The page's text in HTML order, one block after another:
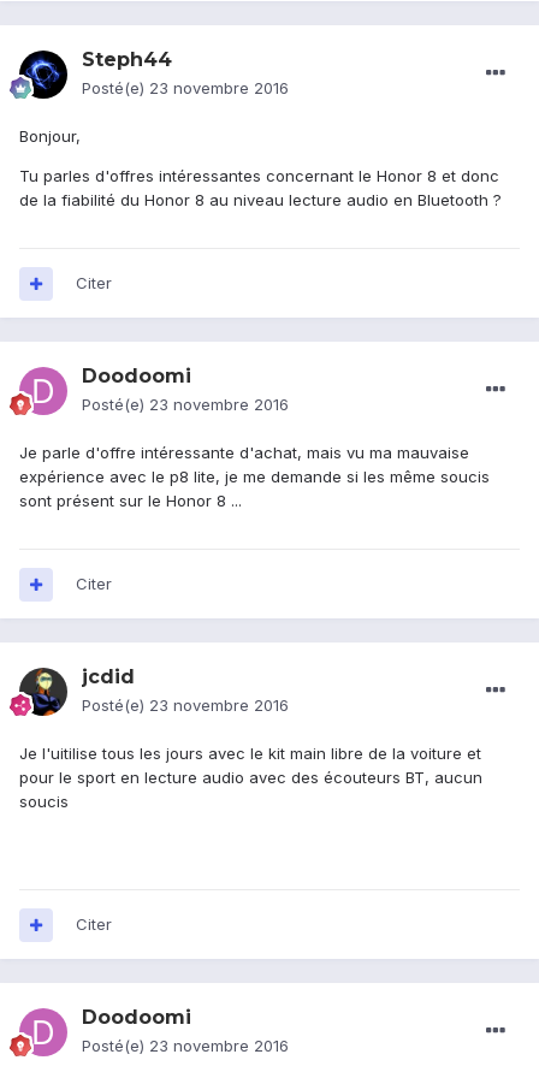
Steph44
Posté(e) 23 novembre 2016
Bonjour,
Tu parles d'offres intéressantes concernant le Honor 8 et donc
de la fiabilité du Honor 8 au niveau lecture audio en Bluetooth ?
Citer
Doodoomi
Posté(e) 23 novembre 2016
Je parle d'offre intéressante d'achat, mais vu ma mauvaise
expérience avec le p8 lite, je me demande si les même soucis
sont présent sur le Honor 8 ...
Citer
jcdid
Posté(e) 23 novembre 2016
Je l'uitilise tous les jours avec le kit main libre de la voiture et
pour le sport en lecture audio avec des écouteurs BT, aucun
soucis
Citer
Doodoomi
Posté(e) 23 novembre 2016